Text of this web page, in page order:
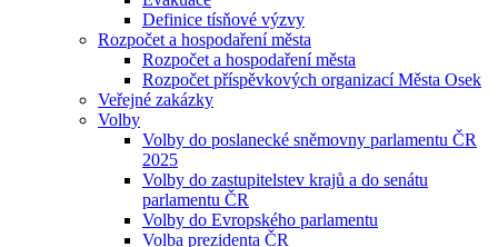
Definice tísňové výzvy
Rozpočet a hospodaření města
Rozpočet a hospodaření města
Rozpočet příspěvkových organizací Města Osek
Veřejné zakázky
Volby
Volby do poslanecké sněmovny parlamentu ČR
2025
Volby do zastupitelstev krajů a do senátu
parlamentu ČR
Volby do Evropského parlamentu
Volba prezidenta ČR